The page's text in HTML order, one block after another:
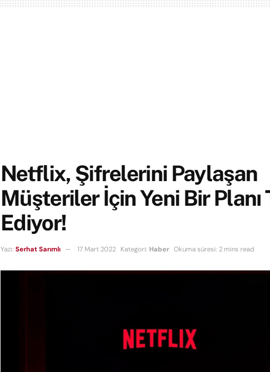
Netflix, Şifrelerini Paylaşan
Müşteriler İçin Yeni Bir Planı
Ediyor!
Yazı: Serhat Sarımlı 17 Mart 2022 Kategori: Haber Okuma süresi: 2 mins read